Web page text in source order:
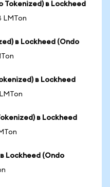
Tokenized) в Lockheed
LMTon
в Lockheed (Ondo
в Lockheed
в Lockheed
Lockheed (Ondo